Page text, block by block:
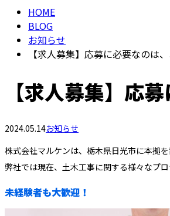
HOME
BLOG
お知らせ
【求人募集】応募に必要なのは
【求人募集】応
2024.05.14お知らせ
株式会社マルケンは、栃木県日光市に本拠
弊社では現在、土木工事に関する様々なプ
未経験者も大歓迎！